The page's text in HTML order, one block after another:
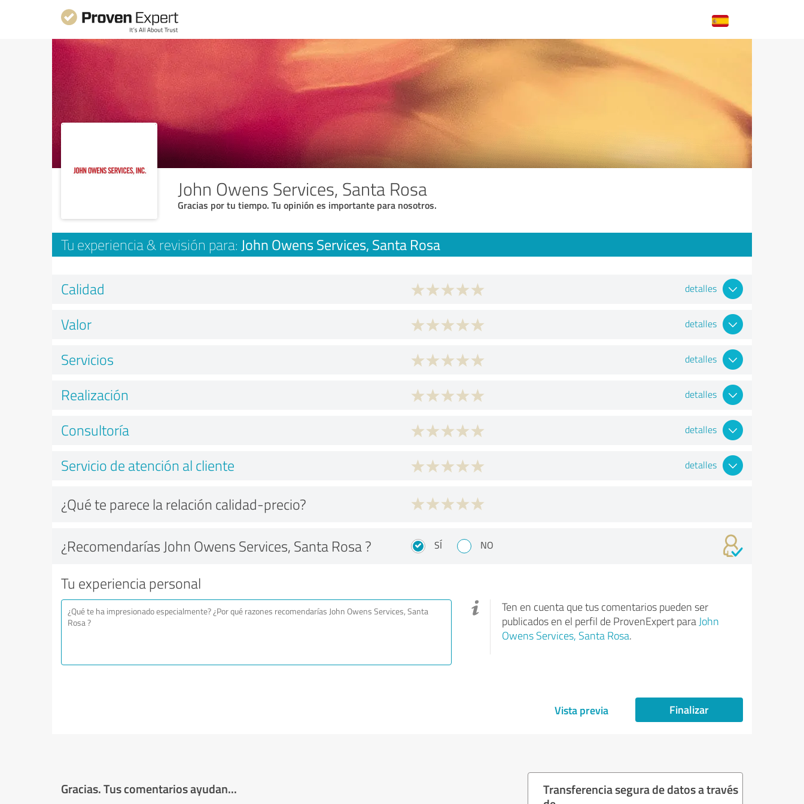
John Owens Services, Santa Rosa
Gracias por tu tiempo. Tu opinión es importante para nosotros.
Tu experiencia & revisión para: John Owens Services, Santa Rosa
Calidad detalles
Valor detalles
Servicios detalles
Realización detalles
Consultoría detalles
Servicio de atención al cliente detalles
¿Qué te parece la relación calidad-precio?
¿Recomendarías John Owens Services, Santa Rosa ? SÍ NO
Tu experiencia personal
Ten en cuenta que tus comentarios pueden ser
publicados en el perfil de ProvenExpert para John
Owens Services, Santa Rosa.
Vista previa Finalizar
Gracias. Tus comentarios ayudan...
Transferencia segura de datos a través